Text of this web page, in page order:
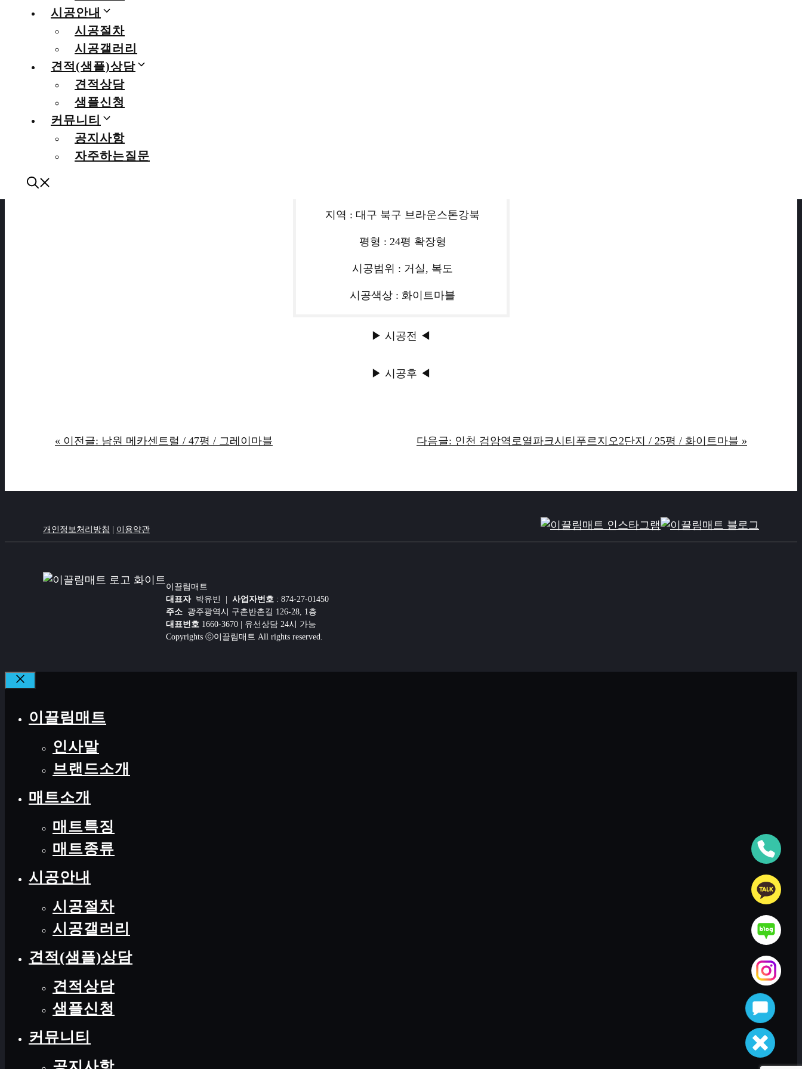
시공안내
시공절차
시공갤러리
견적(샘플)상담
견적상담
샘플신청
커뮤니티
공지사항
자주하는질문
지역 : 대구 북구 브라운스톤강북
평형 : 24평 확장형
시공범위 : 거실, 복도
시공색상 : 화이트마블
▶ 시공전 ◀
▶ 시공후 ◀
« 이전글: 남원 메카센트럴 / 47평 / 그레이마블 다음글: 인천 검암역로열파크시티푸르지오2단지 / 25평 / 화이트마블 »
개인정보처리방침 이용약관
이끌림매트
대표자박유빈 | 사업자번호 : 874-27-01450
주소 광주광역시 구촌반촌길 126-28, 1층
대표번호 1660-3670 | 유선상담 24시 가능
Copyrights ⓒ이끌림매트 All rights reserved.
이끌림매트
인사말
브랜드소개
매트소개
매트특징
매트종류
시공안내
시공절차
시공갤러리
견적(샘플)상담
견적상담
샘플신청
커뮤니티